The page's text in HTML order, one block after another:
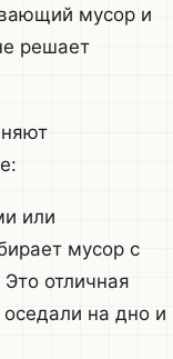
мусор и
решает
или
мусор с
отличная
на дно и